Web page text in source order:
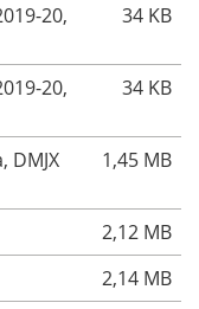
20,
34 KB
20,
34 KB
DMJX
1,45 MB
2,12 MB
2,14 MB